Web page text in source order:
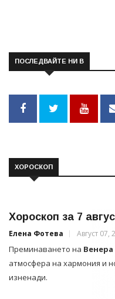
ПОСЛЕДВАЙТЕ НИ В
ХОРОСКОП
Хороскоп за 7
Елена Фотева Август 07,
Преминаването на
атмосфера на хармония и
изненади.